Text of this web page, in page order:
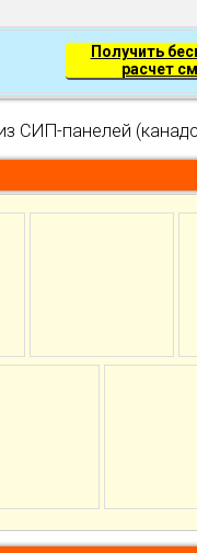
Получить
расчет
СИП-панелей